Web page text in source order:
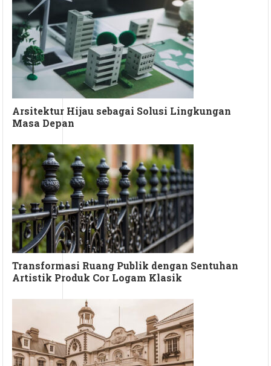
Arsitektur Hijau sebagai Solusi Lingkungan
Masa Depan
Transformasi Ruang Publik dengan Sentuhan
Artistik Produk Cor Logam Klasik